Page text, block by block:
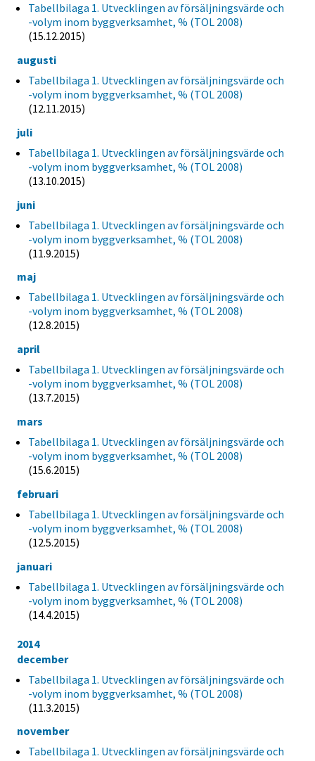
Tabellbilaga 1. Utvecklingen av försäljningsvärde och
-volym inom byggverksamhet, % (TOL 2008)
(15.12.2015)
augusti
Tabellbilaga 1. Utvecklingen av försäljningsvärde och
-volym inom byggverksamhet, % (TOL 2008)
(12.11.2015)
juli
Tabellbilaga 1. Utvecklingen av försäljningsvärde och
-volym inom byggverksamhet, % (TOL 2008)
(13.10.2015)
juni
Tabellbilaga 1. Utvecklingen av försäljningsvärde och
-volym inom byggverksamhet, % (TOL 2008)
(11.9.2015)
maj
Tabellbilaga 1. Utvecklingen av försäljningsvärde och
-volym inom byggverksamhet, % (TOL 2008)
(12.8.2015)
april
Tabellbilaga 1. Utvecklingen av försäljningsvärde och
-volym inom byggverksamhet, % (TOL 2008)
(13.7.2015)
mars
Tabellbilaga 1. Utvecklingen av försäljningsvärde och
-volym inom byggverksamhet, % (TOL 2008)
(15.6.2015)
februari
Tabellbilaga 1. Utvecklingen av försäljningsvärde och
-volym inom byggverksamhet, % (TOL 2008)
(12.5.2015)
januari
Tabellbilaga 1. Utvecklingen av försäljningsvärde och
-volym inom byggverksamhet, % (TOL 2008)
(14.4.2015)
2014
december
Tabellbilaga 1. Utvecklingen av försäljningsvärde och
-volym inom byggverksamhet, % (TOL 2008)
(11.3.2015)
november
Tabellbilaga 1. Utvecklingen av försäljningsvärde och